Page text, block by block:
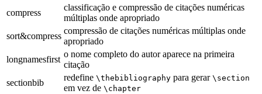
compress
classificação e compressão de citações numéricas
múltiplas onde apropriado
sort&compress
compressão de citações numéricas múltiplas onde
apropriado
longnamesfirst
o nome completo do autor aparece na primeira
citação
sectionbib
redefine \thebibliography para gerar \section
em vez de \chapter